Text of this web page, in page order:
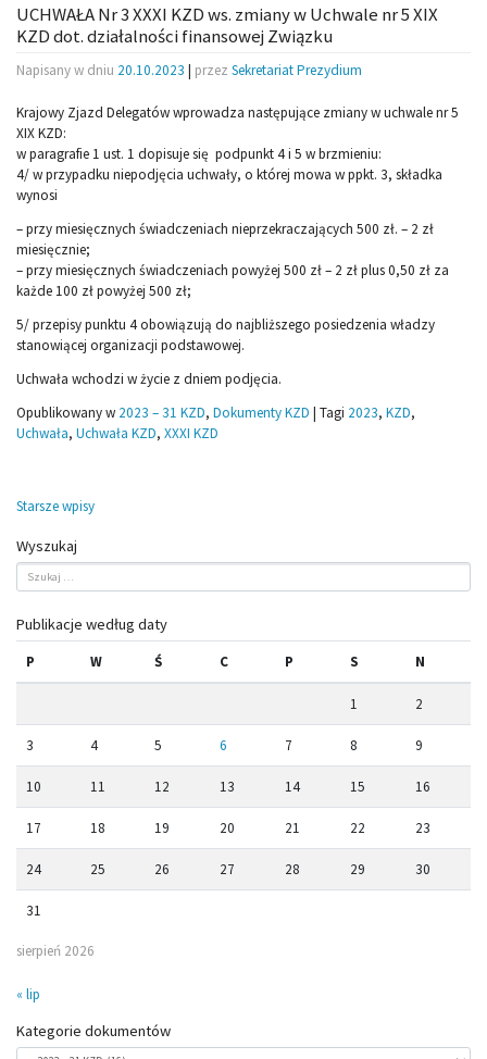
UCHWAŁA Nr 3 XXXI KZD ws. zmiany w Uchwale nr 5 XIX
KZD dot. działalności finansowej Związku
Napisany w dniu 20.10.2023 | przez Sekretariat Prezydium
Krajowy Zjazd Delegatów wprowadza następujące zmiany w uchwale nr 5
XIX KZD:
w paragrafie 1 ust. 1 dopisuje się podpunkt 4 i 5 w brzmieniu:
4/ w przypadku niepodjęcia uchwały, o której mowa w ppkt. 3, składka
wynosi
– przy miesięcznych świadczeniach nieprzekraczających 500 zł. – 2 zł
miesięcznie;
– przy miesięcznych świadczeniach powyżej 500 zł – 2 zł plus 0,50 zł za
każde 100 zł powyżej 500 zł;
5/ przepisy punktu 4 obowiązują do najbliższego posiedzenia władzy
stanowiącej organizacji podstawowej.
Uchwała wchodzi w życie z dniem podjęcia.
Opublikowany w 2023 – 31 KZD, Dokumenty KZD | Tagi 2023, KZD,
Uchwała, Uchwała KZD, XXXI KZD
Nawigacja
po
wpisach
Starsze wpisy
Wyszukaj
Publikacje według daty
sierpień 2026
P W Ś C P S N
1 2
3 4 5 6 7 8 9
10 11 12 13 14 15 16
17 18 19 20 21 22 23
24 25 26 27 28 29 30
31
« lip
Kategorie dokumentów
Kategorie